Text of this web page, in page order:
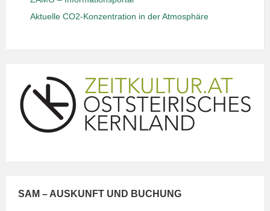
Aktuelle CO2-Konzentration in der Atmosphäre
SAM – AUSKUNFT UND BUCHUNG